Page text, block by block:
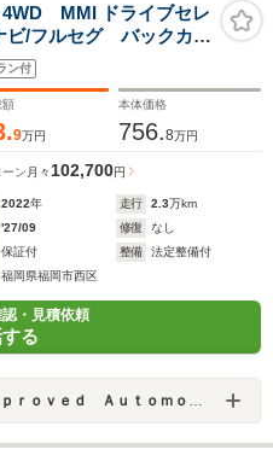
MMI ドライブセレ
ビ/フルセグ バックカメ
ミ ETC スマートキ
ン付
額
9万円
本体価格
756.8万円
ン 月々 102,700円
2022年 走行 2.3万km
'27/09 修復
なし
保証付 整備
法定整備付
福岡県福岡市西区
・見積依頼
る
Ａｕｔｏｍｏｂｉｌｅ福岡マリーナ